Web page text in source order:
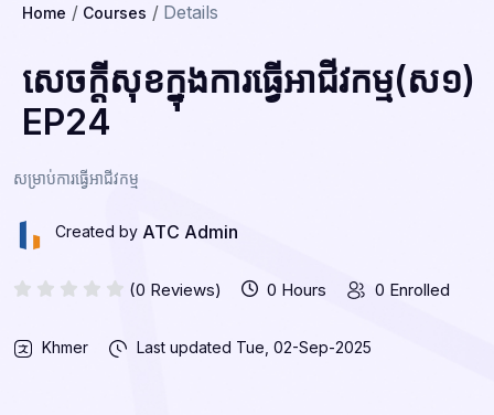
Home Courses Details
សេចក្ដីសុខក្នុងការធ្វើអាជីវកម្ម(ស១)
EP24
សម្រាប់ការធ្វើអាជីវកម្ម
Created by ATC Admin
(0 Reviews) 0 Hours 0 Enrolled
Khmer Last updated Tue, 02-Sep-2025